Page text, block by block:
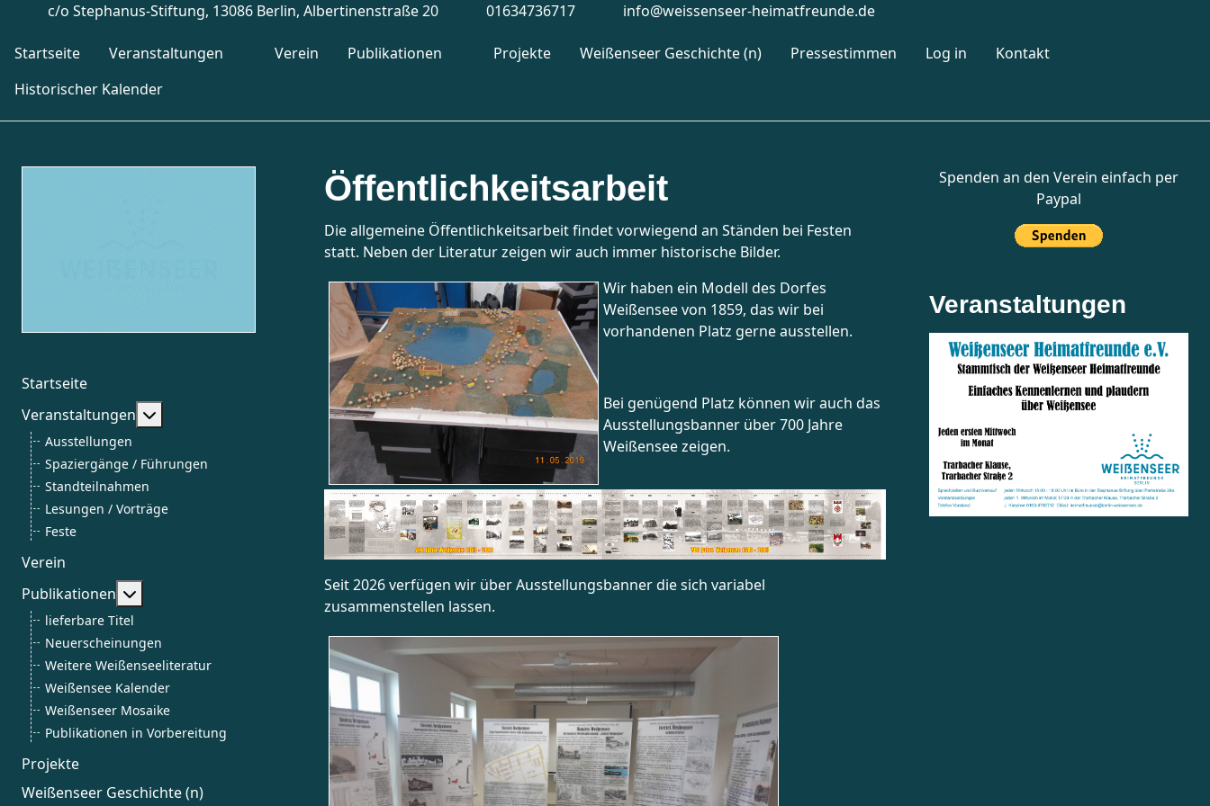
c/o Stephanus-Stiftung, 13086 Berlin, Albertinenstraße 20 01634736717 info@weissenseer-heimatfreunde.de
Startseite Veranstaltungen Verein Publikationen Projekte Weißenseer Geschichte (n) Pressestimmen Log in
Kontakt
Historischer Kalender
Startseite
Veranstaltungen
Weitere Informationen: Veranstaltungen
Ausstellungen
Spaziergänge / Führungen
Standteilnahmen
Lesungen / Vorträge
Feste
Verein
Publikationen
Weitere Informationen: Publikationen
lieferbare Titel
Neuerscheinungen
Weitere Weißenseeliteratur
Weißensee Kalender
Weißenseer Mosaike
Publikationen in Vorbereitung
Projekte
Weißenseer Geschichte (n)
Öffentlichkeitsarbeit
Die allgemeine Öffentlichkeitsarbeit findet vorwiegend an Ständen bei Festen
statt. Neben der Literatur zeigen wir auch immer historische Bilder.
Wir haben ein Modell des Dorfes
Weißensee von 1859, das wir bei
vorhandenen Platz gerne ausstellen.
Bei genügend Platz können wir auch das
Ausstellungsbanner über 700 Jahre
Weißensee zeigen.
Seit 2026 verfügen wir über Ausstellungsbanner die sich variabel
zusammenstellen lassen.
Spenden an den Verein einfach per
Paypal
Veranstaltungen